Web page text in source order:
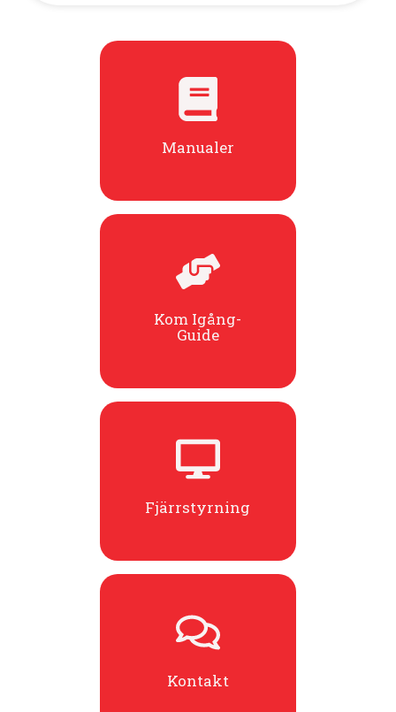
Manualer
Kom Igång-
Guide
Fjärrstyrning
Kontakt